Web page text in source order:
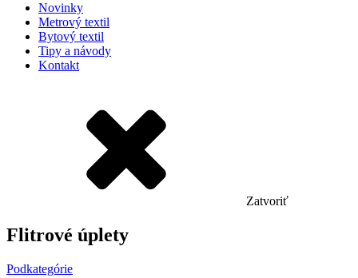
Novinky
Metrový textil
Bytový textil
Tipy a návody
Kontakt
Zatvoriť
Flitrové úplety
Podkategórie